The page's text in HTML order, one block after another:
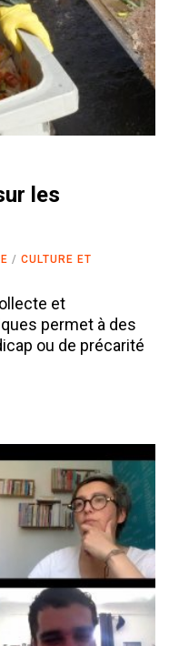
les
CULTURE ET
et
permet à des
ou de précarité